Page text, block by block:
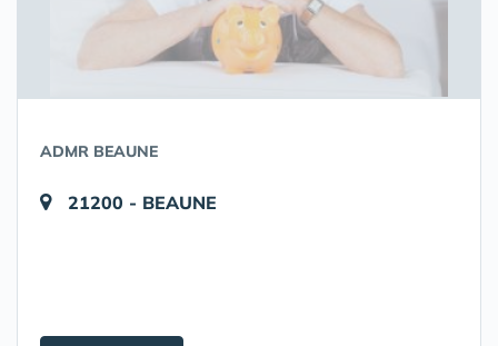
ADMR BEAUNE
21200 - BEAUNE